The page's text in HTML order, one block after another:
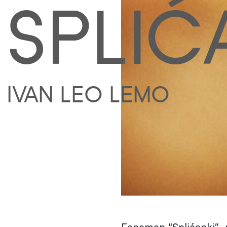
IVAN LEO LEMO